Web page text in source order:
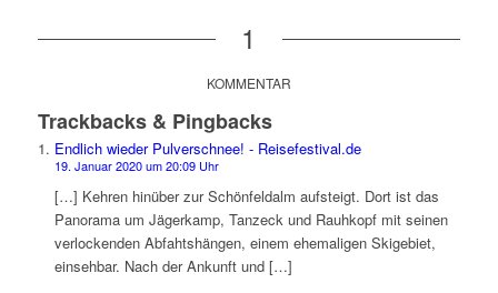
1
KOMMENTAR
Trackbacks & Pingbacks
Endlich wieder Pulverschnee! - Reisefestival.de
19. Januar 2020 um 20:09 Uhr
[…] Kehren hinüber zur Schönfeldalm aufsteigt. Dort ist das
Panorama um Jägerkamp, Tanzeck und Rauhkopf mit seinen
verlockenden Abfahtshängen, einem ehemaligen Skigebiet,
einsehbar. Nach der Ankunft und […]